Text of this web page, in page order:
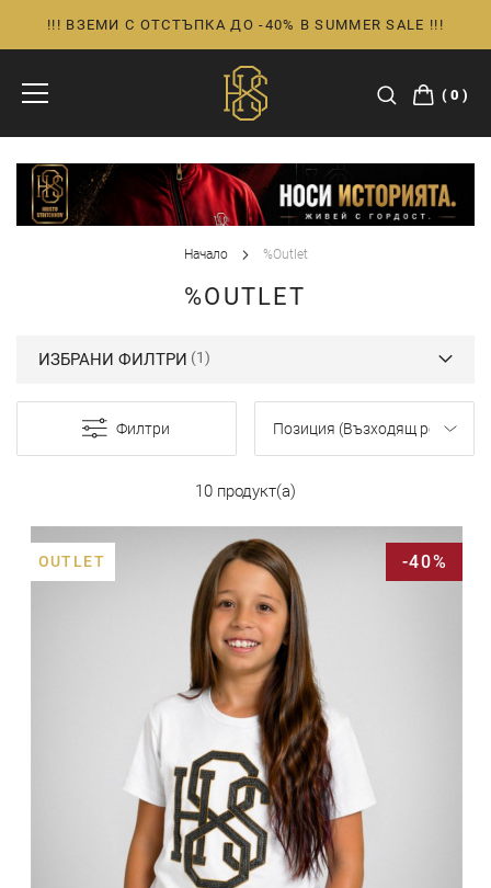
Прескачане
към
съдържанието
!!! ВЗЕМИ С ОТСТЪПКА ДО -40% В SUMMER SALE !!!
0
Начало %Outlet
%OUTLET
Филтри
ИЗБРАНИ ФИЛТРИ
10 продукт(а)
OUTLET -40%